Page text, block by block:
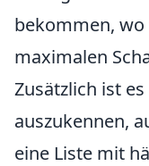
bekommen,
maximalen
Zusätzlich ist
auszukennen,
eine Liste mit